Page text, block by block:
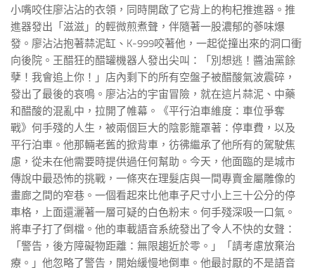
小嘴咬住廖沾沾的衣領，同時開啟了它背上的枸杞推進器。推
進器發出「滋滋」的輕微煎煮聲，伴隨著一股濃郁的蔘味爆
發。廖沾沾抱著蒜泥缸、K-999咬著他，一起從撞出來的洞口衝
向後院。王醋狂的醋罐機器人發出尖叫：「別想逃！醬油黨餘
孽！我會追上你！」店內剩下的所有空盤子被醋酸氣波震碎，
發出了最後的哀鳴。廖沾沾的宇宙冒險，就在這片蒜泥、中藥
和醋酸的混亂中，拉開了帷幕。《平行泊車維度：車位爭奪
戰》何手殘的人生，被兩個巨大的陰影籠罩著：停車費，以及
平行泊車。他那輛老舊的掀背車，彷彿繼承了他所有的駕駛焦
慮，從未在他需要時提供過任何幫助。今天，他面臨的是城市
傳說中最恐怖的挑戰，一條夾在理髮店與一間專賣金屬雕像的
畫廊之間的窄巷。一個看起來比他車子尺寸小上三十公分的停
車格，上面還灑著一層可疑的白色粉末。何手殘深吸一口氣。
將車子打了倒檔。他的車載語音系統發出了令人不快的女聲：
「警告，後方障礙物距離：無限趨近於零。」「請考慮放棄治
療。」他忽略了警告，開始緩慢地倒車。他最討厭的不是語音